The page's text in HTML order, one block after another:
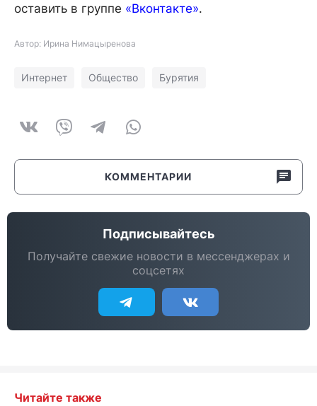
оставить в группе «Вконтакте».
Автор: Ирина Нимацыренова
Интернет Общество Бурятия
КОММЕНТАРИИ
Подписывайтесь
Получайте свежие новости в мессенджерах и
соцсетях
Читайте также